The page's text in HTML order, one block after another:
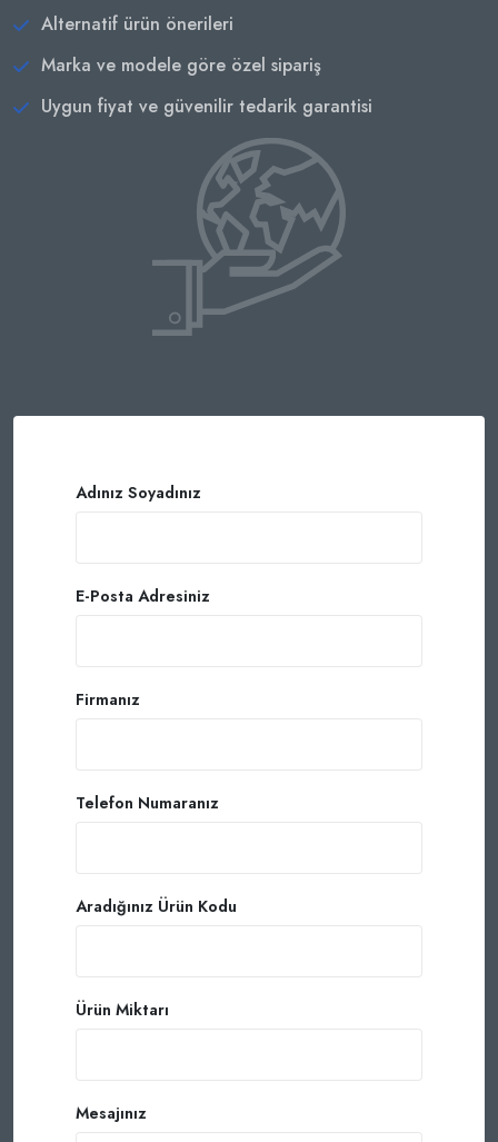
Alternatif ürün önerileri
Marka ve modele göre özel sipariş
Uygun fiyat ve güvenilir tedarik garantisi
Adınız Soyadınız
E-Posta Adresiniz
Firmanız
Telefon Numaranız
Aradığınız Ürün Kodu
Ürün Miktarı
Mesajınız